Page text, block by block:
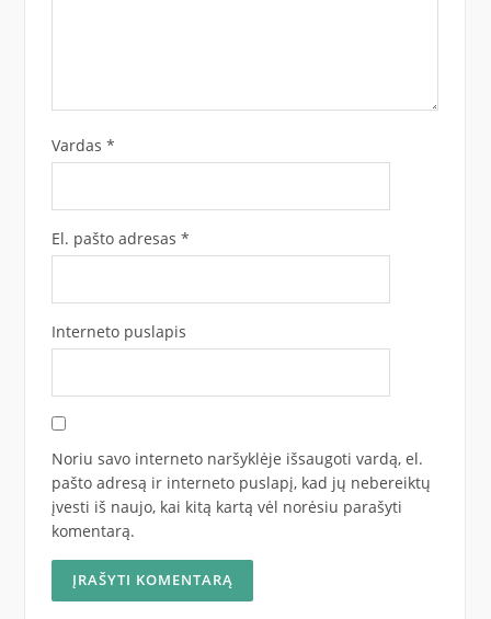
Vardas *
El. pašto adresas *
Interneto puslapis
Noriu savo interneto naršyklėje išsaugoti vardą, el.
pašto adresą ir interneto puslapį, kad jų nebereiktų
įvesti iš naujo, kai kitą kartą vėl norėsiu parašyti
komentarą.